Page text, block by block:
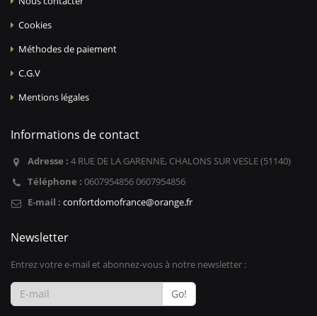
Cookies
Méthodes de paiement
C.G.V
Mentions légales
Informations de contact
Adresse : 4 RUE DE LA GARENNE, CHALONS SUR VESLE (51140)
Téléphone : 0607954856 0607954856
E-mail : confortdomofrance@orange.fr
Newsletter
Entrez votre e-mail et abonnez-vous à notre newsletter :
Go!